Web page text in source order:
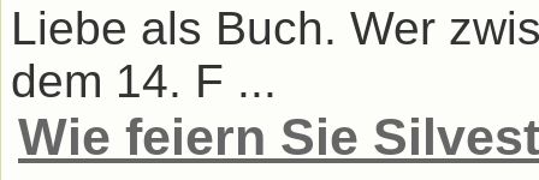
Liebe als Buch. Wer
dem 14. F ...
Wie feiern Sie